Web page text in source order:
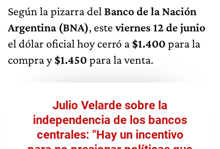
Según la pizarra del Banco de la Nación
Argentina (BNA), esteviernes 12 de junio
el dólar oficial hoy cerró a $1.400 para la
compra y$1.450 para la venta.
Julio Velarde sobre la
independencia de los bancos
centrales: "Hay un incentivo